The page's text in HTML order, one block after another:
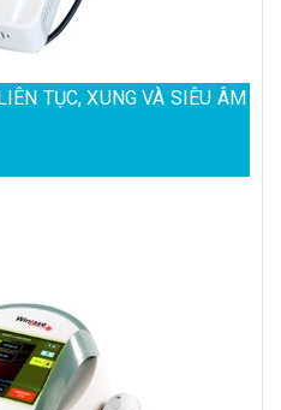
TỤC, XUNG VÀ SIÊU ÂM